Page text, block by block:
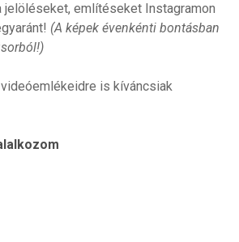
jelöléseket, említéseket Instagramon
(A képek évenkénti bontásban
is kíváncsiak